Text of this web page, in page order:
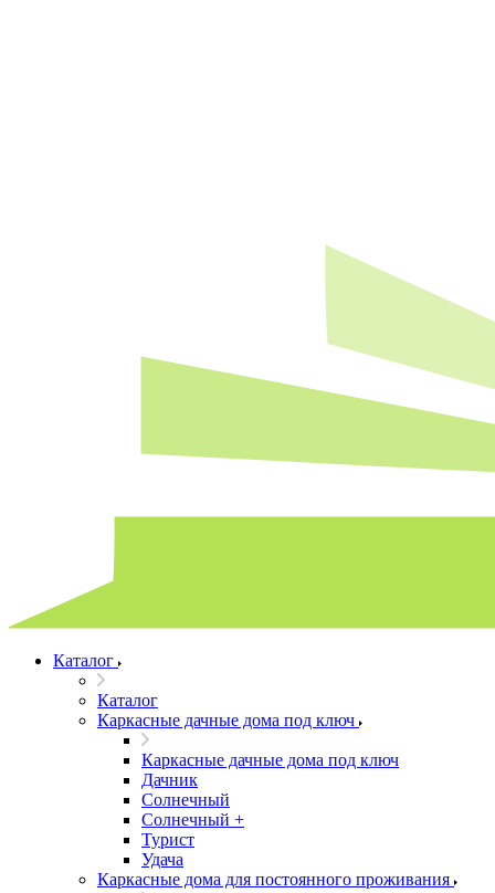
Каталог
Каталог
Каркасные дачные дома под ключ
Каркасные дачные дома под ключ
Дачник
Солнечный
Солнечный +
Турист
Удача
Каркасные дома для постоянного проживания